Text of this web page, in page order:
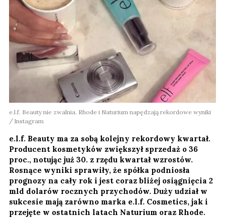
e.l.f. Beauty nie zwalnia. Rhode i Naturium napędzają rekordowe wyniki
Instagram
e.l.f. Beauty ma za sobą kolejny rekordowy kwartał.
Producent kosmetyków zwiększył sprzedaż o 36
proc., notując już 30. z rzędu kwartał wzrostów.
Rosnące wyniki sprawiły, że spółka podniosła
prognozy na cały rok i jest coraz bliżej osiągnięcia 2
mld dolarów rocznych przychodów. Duży udział w
sukcesie mają zarówno marka e.l.f. Cosmetics, jak i
przejęte w ostatnich latach Naturium oraz Rhode.